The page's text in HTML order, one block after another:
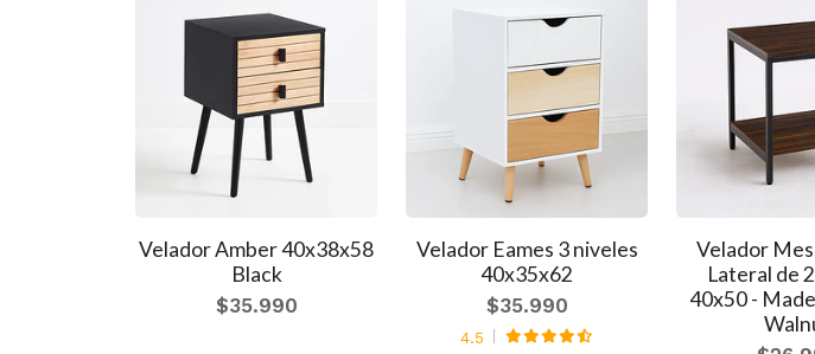
Velador Amber 40x38x58
Black
$35.990
Velador Eames 3 niveles
40x35x62
$35.990
4.5
Velador
Lateral de
40x50 -